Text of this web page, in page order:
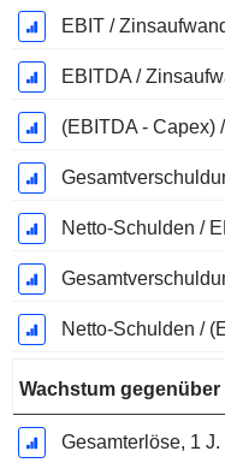
EBIT /
EBITDA /
(EBITDA - Capex)
Netto-Schulden /
Netto-Schulden /
Wachstum gegenüber
Gesamterlöse, 1